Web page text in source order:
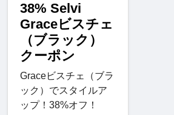
38% Selvi
Graceビスチェ
（ブラック）
クーポン
Graceビスチェ（ブラ
ック）でスタイルア
ップ！38%オフ！